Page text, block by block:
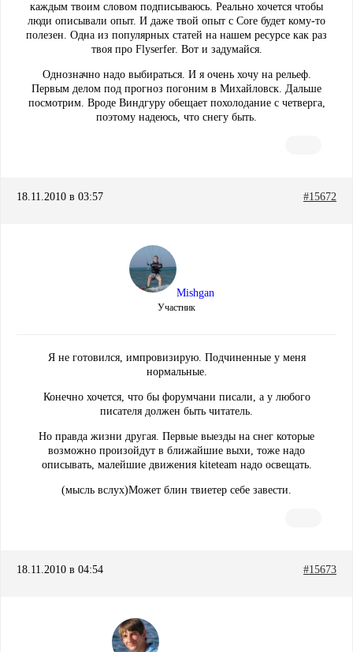
каждым твоим словом подписываюсь. Реально хочется чтобы
люди описывали опыт. И даже твой опыт с Core будет кому-то
полезен. Одна из популярных статей на нашем ресурсе как раз
твоя про Flyserfer. Вот и задумайся.
Однозначно надо выбираться. И я очень хочу на рельеф.
Первым делом под прогноз погоним в Михайловск. Дальше
посмотрим. Вроде Виндгуру обещает похолодание с четверга,
поэтому надеюсь, что снегу быть.
18.11.2010 в 03:57 #15672
Mishgan
Участник
Я не готовился, импровизирую. Подчиненные у меня
нормальные.
Конечно хочется, что бы форумчани писали, а у любого
писателя должен быть читатель.
Но правда жизни другая. Первые выезды на снег которые
возможно произойдут в ближайшие выхи, тоже надо
описывать, малейшие движения kiteteam надо освещать.
(мысль вслух)Может блин твиетер себе завести.
18.11.2010 в 04:54 #15673